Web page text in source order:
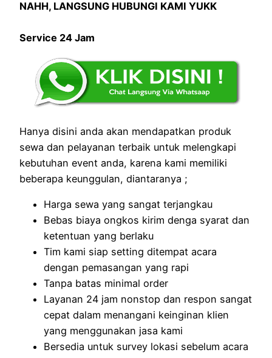
NAHH, LANGSUNG HUBUNGI KAMI YUKK
Service 24 Jam
Hanya disini anda akan mendapatkan produk
sewa dan pelayanan terbaik untuk melengkapi
kebutuhan event anda, karena kami memiliki
beberapa keunggulan, diantaranya ;
Harga sewa yang sangat terjangkau
Bebas biaya ongkos kirim denga syarat dan
ketentuan yang berlaku
Tim kami siap setting ditempat acara
dengan pemasangan yang rapi
Tanpa batas minimal order
Layanan 24 jam nonstop dan respon sangat
cepat dalam menangani keinginan klien
yang menggunakan jasa kami
Bersedia untuk survey lokasi sebelum acara